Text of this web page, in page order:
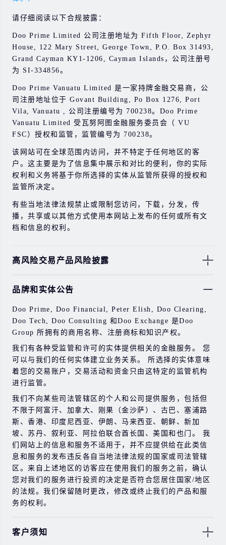
请仔细阅读以下合规披露：
Doo Prime Limited 公司注册地址为 Fifth Floor, Zephyr
House, 122 Mary Street, George Town, P.O. Box 31493,
Grand Cayman KY1-1206, Cayman Islands，公司注册号
为 SI-334856。
Doo Prime Vanuatu Limited 是一家持牌金融交易商，公
司注册地址位于 Govant Building, Po Box 1276, Port
Vila, Vanuatu , 公司注册编号为 700238。Doo Prime
Vanuatu Limited 受瓦努阿图金融服务委员会（ VU
FSC）授权和监管，监管编号为 700238。
该网站可在全球范围内访问，并不特定于任何地区的客
户。这主要是为了信息集中展示和对比的便利，你的实际
权利和义务将基于你所选择的实体从监管所获得的授权和
监管所决定。
有些当地法律法规禁止或限制您访问，下载，分发，传
播，共享或以其他方式使用本网站上发布的任何或所有文
档和信息的权利。
高风险交易产品风险披露
券，期货，差价合约和其他金融产品交易涉及高风险，可
过去的投资表现并不代表其未来的表现。
在与我们进行任何交易之前，请确保您完全了解使用相应
金融工具进行交易的风险。 如果您不了解此处说明的风
险，则应寻求独立的专业建议。
品牌和实体公告
Doo Prime, Doo Financial, Peter Elish, Doo Clearing,
Doo Tech, Doo Consulting 和Doo Exchange 是Doo
Group 所拥有的商用名称、注册商标和知识产权。
我们有各种受监管和许可的实体提供相关的金融服务。 您
可以与我们的任何实体建立业务关系。 所选择的实体意味
着您的交易账户，交易活动和资金只由这特定的监管机构
进行监管。
我们不向某些司法管辖区的个人和公司提供服务，包括但
不限于阿富汗、加拿大、刚果（金沙萨）、古巴、塞浦路
斯、香港、印度尼西亚、伊朗、马来西亚、朝鲜、新加
坡、苏丹、叙利亚、阿拉伯联合酋长国、美国和也门。 我
们网站上的信息和服务不适用于，并不应提供给在此类信
息和服务的发布违反各自当地法律法规的国家或司法管辖
区。来自上述地区的访客应在使用我们的服务之前，确认
您对我们的服务进行投资的决定是否符合您居住国家/地区
的法规。我们保留随时更改，修改或终止我们的产品和服
务的权利。
客户须知